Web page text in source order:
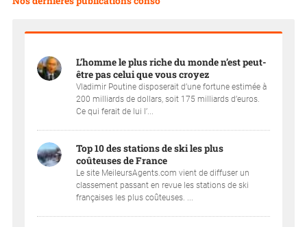
L’homme le plus riche du monde n’est peut-
être pas celui que vous croyez
Vladimir Poutine disposerait d’une fortune estimée à
200 milliards de dollars, soit 175 milliards d’euros.
Ce qui ferait de lui l’...
Top 10 des stations de ski les plus
coûteuses de France
Le site MeileursAgents.com vient de diffuser un
classement passant en revue les stations de ski
françaises les plus coûteuses. ...